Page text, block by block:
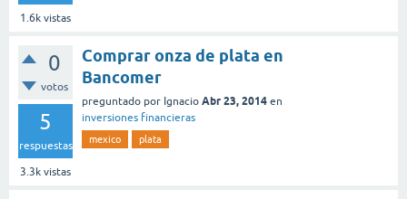
1.6k vistas
0
votos
5
respuestas
3.3k vistas
Comprar onza de plata en
Bancomer
preguntado por Ignacio Abr 23, 2014 en
inversiones financieras
mexico plata